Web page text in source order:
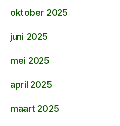
oktober 2025
juni 2025
mei 2025
april 2025
maart 2025